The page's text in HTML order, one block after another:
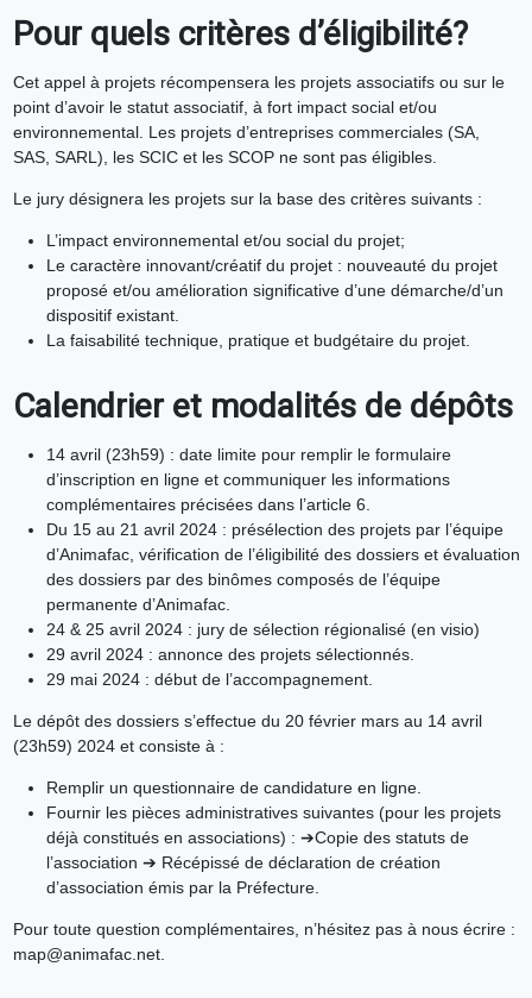
Pour quels critères d’éligibilité?
Cet appel à projets récompensera les projets associatifs ou sur le
point d’avoir le statut associatif, à fort impact social et/ou
environnemental. Les projets d’entreprises commerciales (SA,
SAS, SARL), les SCIC et les SCOP ne sont pas éligibles.
Le jury désignera les projets sur la base des critères suivants :
L’impact environnemental et/ou social du projet;
Le caractère innovant/créatif du projet : nouveauté du projet
proposé et/ou amélioration significative d’une démarche/d’un
dispositif existant.
La faisabilité technique, pratique et budgétaire du projet.
Calendrier et modalités de dépôts
14 avril (23h59) : date limite pour remplir le formulaire
d’inscription en ligne et communiquer les informations
complémentaires précisées dans l’article 6.
Du 15 au 21 avril 2024 : présélection des projets par l’équipe
d’Animafac, vérification de l’éligibilité des dossiers et évaluation
des dossiers par des binômes composés de l’équipe
permanente d’Animafac.
24 & 25 avril 2024 : jury de sélection régionalisé (en visio)
29 avril 2024 : annonce des projets sélectionnés.
29 mai 2024 : début de l’accompagnement.
Le dépôt des dossiers s’effectue du 20 février mars au 14 avril
(23h59) 2024 et consiste à :
Remplir un questionnaire de candidature en ligne.
Fournir les pièces administratives suivantes (pour les projets
déjà constitués en associations) : ➔Copie des statuts de
l’association ➔ Récépissé de déclaration de création
d’association émis par la Préfecture.
Pour toute question complémentaires, n’hésitez pas à nous écrire :
map@animafac.net.